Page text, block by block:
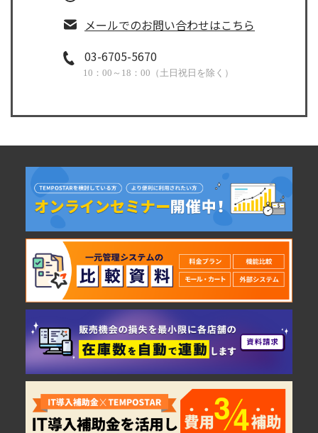
メールでのお問い合わせはこちら
03-6705-5670
10：00～18：00（土日祝日を除く）